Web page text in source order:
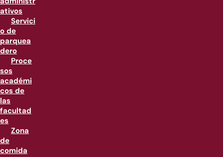
ativos
Servici
o de
parquea
dero
Proce
sos
académi
cos de
las
facultad
es
Zona
de
comida